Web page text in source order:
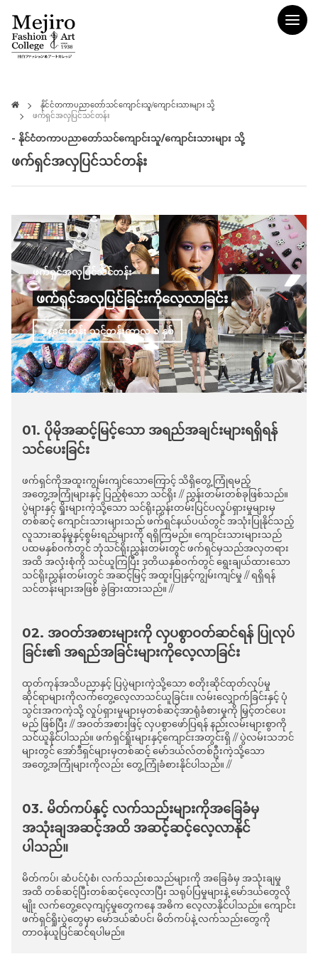
နိုင်ငံတကာပညာတော်သင်ကျောင်းသူ/ကျောင်းသားများ သို့
ဖက်ရှင်အလှပြင်သင်တန်း
- နိုင်ငံတကာပညာတော်သင်ကျောင်းသူ/ကျောင်းသားများ သို့
ဖက်ရှင်အလှပြင်သင်တန်း
ဖက်ရှင်အလှပြင်သင်တန်း
ဖက်ရှင်အလှပြင်ခြင်းကိုလေ့လာခြင်း
နေ့ခင်းတန်း သင်တန်းကာလ ၁ နှစ်
01. ပိုမိုအဆင့်မြင့်သော အရည်အချင်းများရရှိရန်
သင်ပေးခြင်း
ဖက်ရှင်ကိုအထူးကျွမ်းကျင်သောကြောင့် သိရှိတွေ့ကြုံရမည့်
အတွေ့အကြုံများနှင့် ပြည့်စုံသော သင်ရိုး // ညွှန်းတမ်းတစ်ခုဖြစ်သည်။
ပွဲများနှင့် ရှိုးများကဲ့သို့သော သင်ရိုးညွှန်းတမ်းပြင်ပလှုပ်ရှားမှုများမှ
တစ်ဆင့် ကျောင်းသားများသည် ဖက်ရှင်နယ်ပယ်တွင် အသုံးပြုနိုင်သည့်
လူသားဆန်မှုနှင့်စွမ်းရည်များကို ရရှိကြမည်။ ကျောင်းသားများသည်
ပထမနှစ်ဝက်တွင် ဘုံသင်ရိုးညွှန်းတမ်းတွင် ဖက်ရှင်မှသည်အလှတရား
အထိ အလုံးစုံကို သင်ယူကြပြီး ဒုတိယနှစ်ဝက်တွင် ရွေးချယ်ထားသော
သင်ရိုးညွှန်းတမ်းတွင် အဆင့်မြင့် အထူးပြုနှင့်ကျွမ်းကျင်မှု // ရရှိရန်
သင်တန်းများအဖြစ် ခွဲခြားထားသည်။ //
02. အဝတ်အစားများကို လှပစွာဝတ်ဆင်ရန် ပြုလုပ်
ခြင်း၏ အရည်အခြင်းများကိုလေ့လာခြင်း
ထုတ်ကုန်အသိပညာနှင့် ပြပွဲများကဲ့သို့သော စတိုးဆိုင်ထုတ်လုပ်မှု
ဆိုင်ရာများကိုလက်တွေ့လေ့လာသင်ယူခြင်း။ လမ်းလျှောက်ခြင်းနှင့် ပုံ
သွင်းအကကဲ့သို့ လှုပ်ရှားမှုများမှတစ်ဆင့်အာရုံခံစားမှုကို မြှင့်တင်ပေး
မည် ဖြစ်ပြီး // အဝတ်အစားဖြင့် လှပစွာဖော်ပြရန် နည်းလမ်းများစွာကို
သင်ယူနိုင်ပါသည်။ ဖက်ရှင်ရှိုးများနှင့်ကျောင်းအတွင်းရှိ // ပွဲလမ်းသဘင်
များတွင် အော်ဒီရှင်များမှတစ်ဆင့် မော်ဒယ်လ်တစ်ဦးကဲ့သို့သော
အတွေ့အကြုံများကိုလည်း တွေ့ကြုံခံစားနိုင်ပါသည်။ //
03. မိတ်ကပ်နှင့် လက်သည်းများကိုအခြေခံမှ
အသုံးချအဆင့်အထိ အဆင့်ဆင့်လေ့လာနိုင်
ပါသည်။
မိတ်ကပ်၊ ဆံပင်ပုံစံ၊ လက်သည်းစသည်များကို အခြေခံမှ အသုံးချမှု
အထိ တစ်ဆင့်ပြီးတစ်ဆင့်လေ့လာပြီး သရုပ်ပြမှုများနဲ့ မော်ဒယ်တွေလို
မျိုး လက်တွေ့လေ့ကျင့်မှုတွေကနေ အဓိက လေ့လာနိုင်ပါသည်။ ကျောင်း
ဖက်ရှင်ရှိုးပွဲတွေမှာ မော်ဒယ်ဆံပင်၊ မိတ်ကပ်နဲ့ လက်သည်းတွေကို
တာဝန်ယူပြင်ဆင်ရပါမည်။